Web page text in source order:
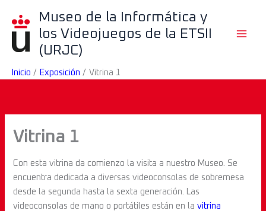
contenido
Museo de la Informática y
los Videojuegos de la ETSII
(URJC)
Inicio Exposición Vitrina 1
Vitrina 1
Con esta vitrina da comienzo la visita a nuestro Museo. Se
encuentra dedicada a diversas videoconsolas de sobremesa
desde la segunda hasta la sexta generación. Las
videoconsolas de mano o portátiles están en lavitrina
u
a